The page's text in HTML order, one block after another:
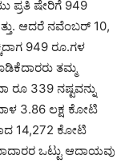
ಪ್ರತಿ ಷೇರಿಗೆ 949
ಆದರೆ ನವೆಂಬರ್ 10,
949 ರೂ.ಗಳ
ತಮ್ಮ
339 ನಷ್ಟವನ್ನು
3.86 ಲಕ್ಷ ಕೋಟಿ
14,272 ಕೋಟಿ
ಒಟ್ಟು ಆದಾಯವು